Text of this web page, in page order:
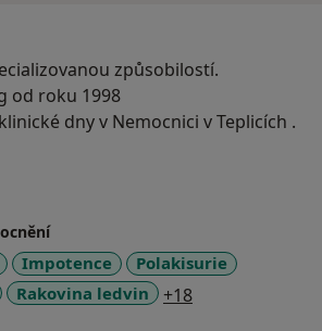
způsobilostí.
od roku 1998
dny v Nemocnici v Teplicích .
Impotence
Polakisurie
Rakovina ledvin +18